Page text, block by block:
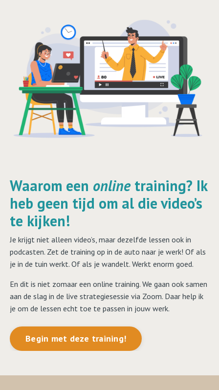
Waarom een onlinetraining? Ik
heb geen tijd om al die video’s
te kijken!
Je krijgt niet alleen video’s, maar dezelfde lessen ook in
podcasten. Zet de training op in de auto naar je werk! Of als
je in de tuin werkt. Of als je wandelt. Werkt enorm goed.
En dit is niet zomaar een online training. We gaan ook samen
aan de slag in de live strategiesessie via Zoom. Daar help ik
je om de lessen echt toe te passen in jouw werk.
Begin met deze training!